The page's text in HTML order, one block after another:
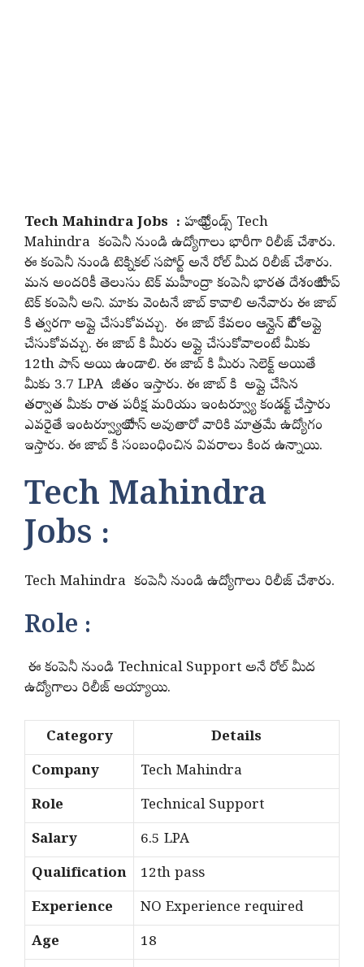
Tech Mahindra Jobs : హలో ఫ్రెండ్స్ Tech
Mahindra కంపెనీ నుండి ఉద్యోగాలు భారీగా రిలీజ్ చేశారు.
ఈ కంపెనీ నుండి టెక్నికల్ సపోర్ట్ అనే రోల్ మీద రిలీజ్ చేశారు.
మన అందరికీ తెలుసు టెక్ మహీంద్రా కంపెనీ భారత దేశంలో టాప్
టెక్ కంపెనీ అని. మాకు వెంటనే జాబ్ కావాలి అనేవారు ఈ జాబ్
కి త్వరగా అప్లై చేసుకోవచ్చు. ఈ జాబ్ కేవలం ఆన్లైన్ లోనే అప్లై
చేసుకోవచ్చు. ఈ జాబ్ కి మీరు అప్లై చేసుకోవాలంటే మీకు
12th పాస్ అయి ఉండాలి. ఈ జాబ్ కి మీరు సెలెక్ట్ అయితే
మీకు 3.7 LPA జీతం ఇస్తారు. ఈ జాబ్ కి అప్లై చేసిన
తర్వాత మీకు రాత పరీక్ష మరియు ఇంటర్వ్యూ కండక్ట్ చేస్తారు
ఎవరైతే ఇంటర్వ్యూలో పాస్ అవుతారో వారికి మాత్రమే ఉద్యోగం
ఇస్తారు. ఈ జాబ్ కి సంబంధించిన వివరాలు కింద ఉన్నాయి.
Tech Mahindra
Jobs :
Tech Mahindra కంపెనీ నుండి ఉద్యోగాలు రిలీజ్ చేశారు.
Role :
ఈ కంపెనీ నుండి Technical Support అనే రోల్ మీద
ఉద్యోగాలు రిలీజ్ అయ్యాయి.
Category
Details
Company
Tech Mahindra
Role
Technical Support
Salary
6.5 LPA
Qualification
12th pass
Experience
NO Experience required
Age
18